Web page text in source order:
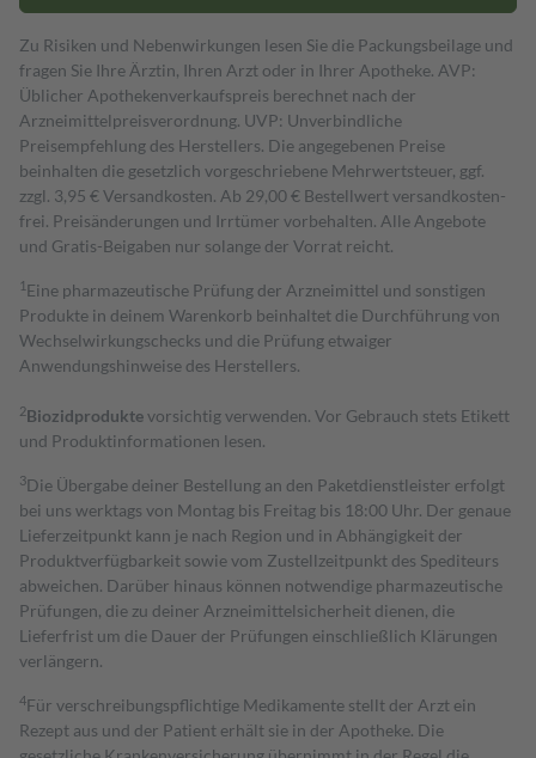
Zu Risiken und Nebenwirkungen lesen Sie die Packungsbeilage und
fragen Sie Ihre Ärztin, Ihren Arzt oder in Ihrer Apotheke. AVP:
Üblicher Apothekenverkaufspreis berechnet nach der
Arzneimittelpreisverordnung. UVP: Unverbindliche
Preisempfehlung des Herstellers. Die angegebenen Preise
beinhalten die gesetzlich vorgeschriebene Mehrwertsteuer, ggf.
zzgl. 3,95 € Versandkosten. Ab 29,00 € Bestell­wert versand­kosten­
frei. Preisänderungen und Irrtümer vorbehalten. Alle Angebote
und Gratis-Beigaben nur solange der Vorrat reicht.
1 Eine pharmazeutische Prüfung der Arzneimittel und sonstigen
Produkte in deinem Warenkorb beinhaltet die Durchführung von
Wechselwirkungschecks und die Prüfung etwaiger
Anwendungshinweise des Herstellers.
2Biozidproduktevorsichtig verwenden. Vor Gebrauch stets Etikett
und Produktinformationen lesen.
3Die Übergabe deiner Bestellung an den Paketdienstleister erfolgt
bei uns werktags von Montag bis Freitag bis 18:00 Uhr. Der genaue
Lieferzeitpunkt kann je nach Region und in Abhängigkeit der
Produktverfügbarkeit sowie vom Zustellzeitpunkt des Spediteurs
abweichen. Darüber hinaus können notwendige pharmazeutische
Prüfungen, die zu deiner Arzneimittelsicherheit dienen, die
Lieferfrist um die Dauer der Prüfungen einschließlich Klärungen
verlängern.
4Für verschreibungspflichtige Medikamente stellt der Arzt ein
Rezept aus und der Patient erhält sie in der Apotheke. Die